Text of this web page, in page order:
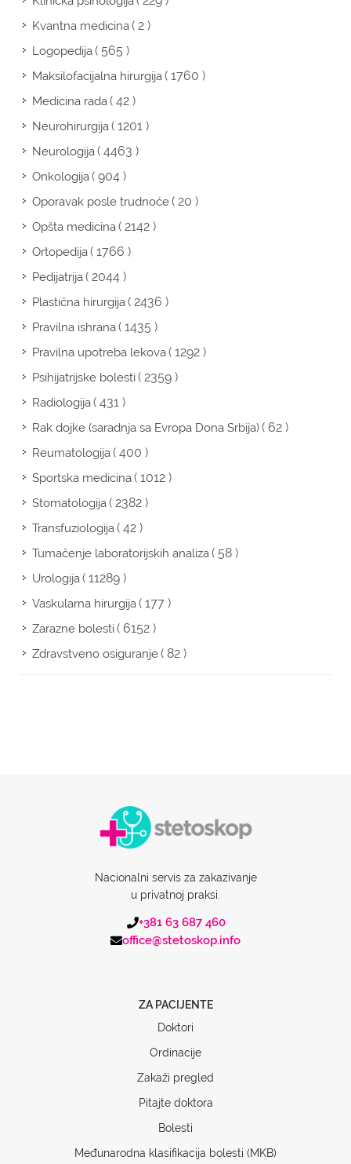
Kvantna medicina( 2 )
Logopedija( 565 )
Maksilofacijalna hirurgija( 1760 )
Medicina rada( 42 )
Neurohirurgija( 1201 )
Neurologija( 4463 )
Onkologija( 904 )
Oporavak posle trudnoće( 20 )
Opšta medicina( 2142 )
Ortopedija( 1766 )
Pedijatrija( 2044 )
Plastična hirurgija( 2436 )
Pravilna ishrana( 1435 )
Pravilna upotreba lekova( 1292 )
Psihijatrijske bolesti( 2359 )
Radiologija( 431 )
Rak dojke (saradnja sa Evropa Dona Srbija)( 62 )
Reumatologija( 400 )
Sportska medicina( 1012 )
Stomatologija( 2382 )
Transfuziologija( 42 )
Tumačenje laboratorijskih analiza( 58 )
Urologija( 11289 )
Vaskularna hirurgija( 177 )
Zarazne bolesti( 6152 )
Zdravstveno osiguranje( 82 )
Nacionalni servis za zakazivanje
u privatnoj praksi.
+381 63 687 460
office@stetoskop.info
ZA PACIJENTE
Doktori
Ordinacije
Zakaži pregled
Pitajte doktora
Bolesti
Međunarodna klasifikacija bolesti (MKB)